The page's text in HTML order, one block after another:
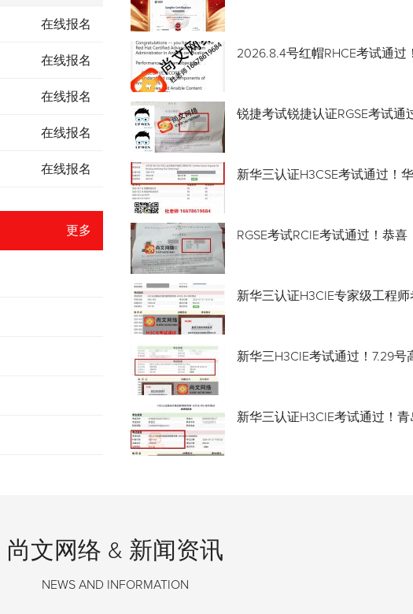
在线报名
在线报名
在线报名
在线报名
在线报名
更多
2026.8.4号红帽RHCE考试通过
锐捷考试锐捷认证RGSE考试通
新华三认证H3CSE考试通过！
RGSE考试RCIE考试通过！恭喜
新华三认证H3CIE专家级工程
新华三H3CIE考试通过！7.29号
新华三认证H3CIE考试通过！
尚文网络 & 新闻资讯
NEWS AND INFORMATION